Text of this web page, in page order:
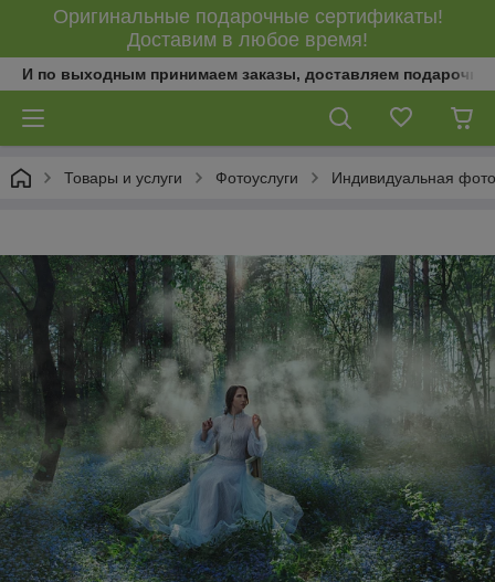
Оригинальные подарочные сертификаты!
Доставим в любое время!
И по выходным принимаем заказы, доставляем
Товары и услуги Фотоуслуги Индивидуальная